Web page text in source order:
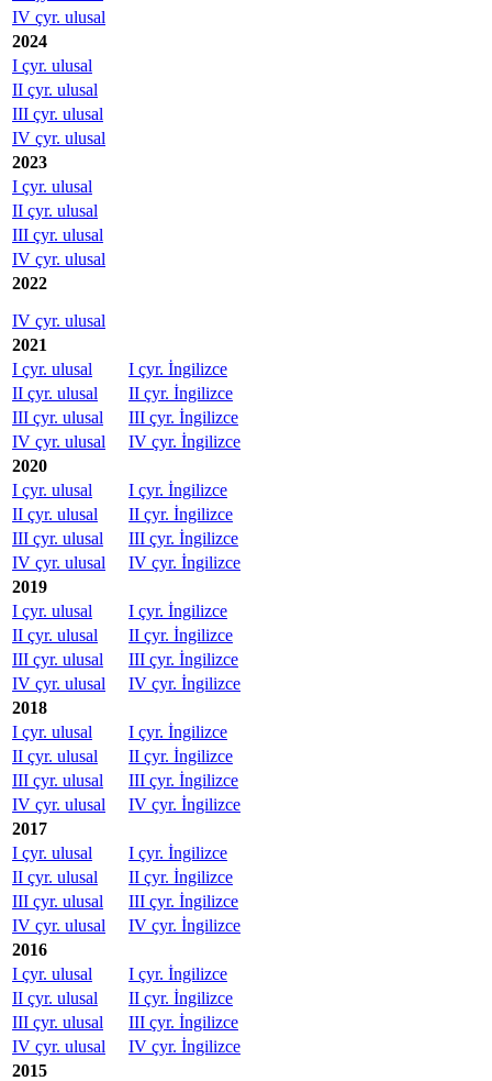
IV çyr. ulusal
2024
I çyr. ulusal
II çyr. ulusal
III çyr. ulusal
IV çyr. ulusal
2023
I çyr. ulusal
II çyr. ulusal
III çyr. ulusal
IV çyr. ulusal
2022
IV çyr. ulusal
2021
I çyr. ulusal
I çyr. İngilizce
II çyr. ulusal
II çyr. İngilizce
III çyr. ulusal
III çyr. İngilizce
IV çyr. ulusal
IV çyr. İngilizce
2020
I çyr. ulusal
I çyr. İngilizce
II çyr. ulusal
II çyr. İngilizce
III çyr. ulusal
III çyr. İngilizce
IV çyr. ulusal
IV çyr. İngilizce
2019
I çyr. ulusal
I çyr. İngilizce
II çyr. ulusal
II çyr. İngilizce
III çyr. ulusal
III çyr. İngilizce
IV çyr. ulusal
IV çyr. İngilizce
2018
I çyr. ulusal
I çyr. İngilizce
II çyr. ulusal
II çyr. İngilizce
III çyr. ulusal
III çyr. İngilizce
IV çyr. ulusal
IV çyr. İngilizce
2017
I çyr. ulusal
I çyr. İngilizce
II çyr. ulusal
II çyr. İngilizce
III çyr. ulusal
III çyr. İngilizce
IV çyr. ulusal
IV çyr. İngilizce
2016
I çyr. ulusal
I çyr. İngilizce
II çyr. ulusal
II çyr. İngilizce
III çyr. ulusal
III çyr. İngilizce
IV çyr. ulusal
IV çyr. İngilizce
2015